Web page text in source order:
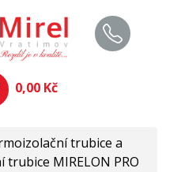
0,00 Kč
trubice a
MIRELON PRO